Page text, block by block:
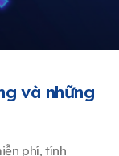
và những
phí, tính